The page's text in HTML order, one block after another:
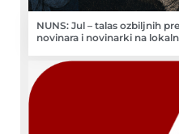
NUNS: Jul – talas ozbiljnih
novinara i novinarki na